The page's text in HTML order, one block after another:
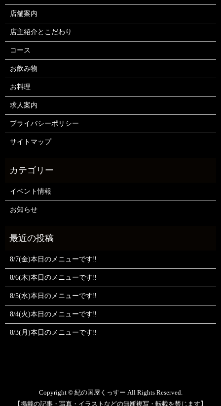
店舗案内
店主紹介とこだわり
コース
お飲み物
お料理
求人案内
プライバシーポリシー
サイトマップ
イベント情報
お知らせ
8/7(金)本日のメニューです‼️
8/6(木)本日のメニューです‼️
8/5(水)本日のメニューです‼️
8/4(火)本日のメニューです‼️
8/3(月)本日のメニューです‼️
Copyright © 紀の国屋くっすー All Rights Reserved.
【掲載の記事・写真・イラストなどの無断複写・転載を禁じます】